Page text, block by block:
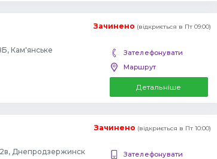
Зачинено (відкриється в Пт 09:00)
Кам'янське
Зателефонувати
Маршрут
Детальніше
Зачинено (відкриється в Пт 10:00)
Днепродзержинск
Зателефонувати